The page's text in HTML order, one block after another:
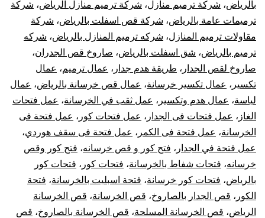
بالرياض، شركة ترميم منازل، شركة ترميم منازل الرياض، شركة
ترميمات عامة بالرياض، شركة قص اسفلت بالرياض، شركة
مقاولات ترميم المنازل، شركه ترميم المنازل بالرياض، شركه
ترميم بالرياض، شق اسفلت بالرياض، صاروخ قص الجدران،
صاروخ لقص الجدار ، طريقة هدم جدار ، عمال ترميم، عمال
تكسير ، عمال تكسير خرسانة، عمال قص خرسانة بالرياض، عمال
لياسة، عمال هدم وتكسير ، عمل ثقب في الخرسانة، عمل فتحات
الغاز ، عمل فتحات فى الجدار ، عمل فتحات كور ، عمل فتحة فى
الخرسانة، عمل فتحة فى الكمر ، عمل فتحة فى سقف هوردي،
عمل فتحة في الجدار ، فتح كور و قص خرسانه، فتح كور وقص
خرسانه، فتحات شفاط بالخرسانة، فتحات كور ، فتحات كور
بالرياض، فتحات كور خرسانة، فتحة اسبليت بالخرسانة، فتحة
الكور ، قص الجدار بالصاروخ، قص الخرسانة، قص الخرسانة
الرياض، قص الخرسانة المسلحة، قص الخرسانة بالصاروخ، قص